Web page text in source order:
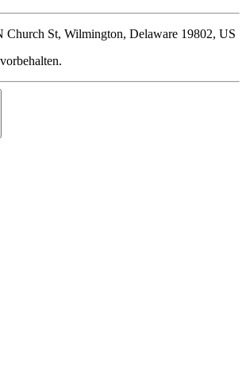
Church St, Wilmington, Delaware 19802, US